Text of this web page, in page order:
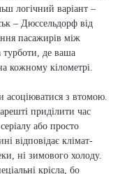
логічний варіант –
– Дюссельдорф від
пасажирів між
турботи, де ваша
кожному кілометрі.
асоціюватися з втомою.
приділити час
або просто
відповідає клімат-
ні зимового холоду.
крісла, бо